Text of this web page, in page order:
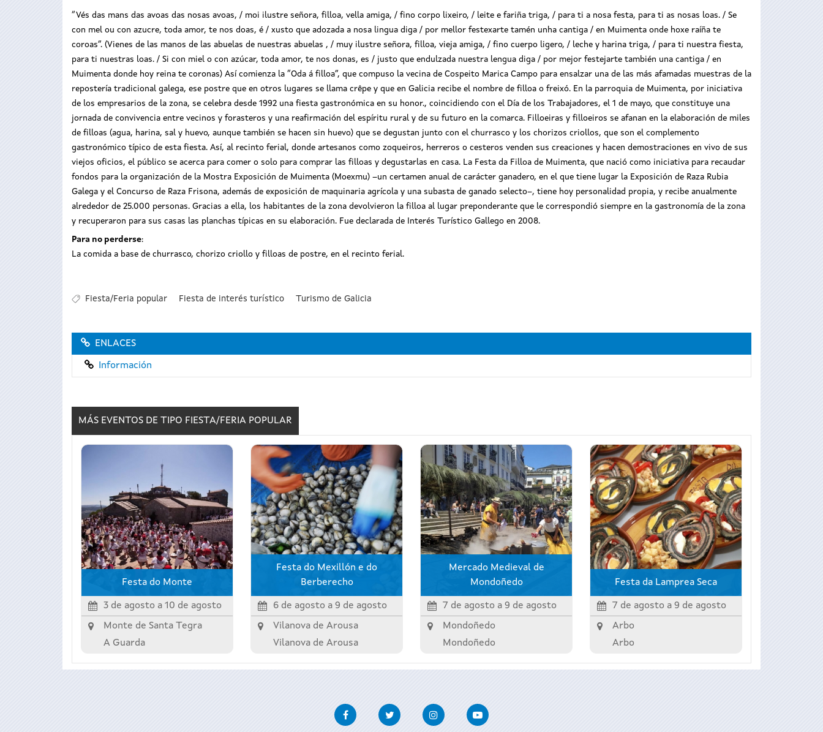
“Vés das mans das avoas das nosas avoas, / moi ilustre señora, filloa, vella amiga, / fino corpo lixeiro, / leite e fariña triga, / para ti a nosa festa, para ti as nosas loas. / Se
con mel ou con azucre, toda amor, te nos doas, é / xusto que adozada a nosa lingua diga / por mellor festexarte tamén unha cantiga / en Muimenta onde hoxe raíña te
coroas”. (Vienes de las manos de las abuelas de nuestras abuelas , / muy ilustre señora, filloa, vieja amiga, / fino cuerpo ligero, / leche y harina triga, / para ti nuestra fiesta,
para ti nuestras loas. / Si con miel o con azúcar, toda amor, te nos donas, es / justo que endulzada nuestra lengua diga / por mejor festejarte también una cantiga / en
Muimenta donde hoy reina te coronas) Así comienza la “Oda á filloa”, que compuso la vecina de Cospeito Marica Campo para ensalzar una de las más afamadas muestras de la
repostería tradicional galega, ese postre que en otros lugares se llama crêpe y que en Galicia recibe el nombre de filloa o freixó. En la parroquia de Muimenta, por iniciativa
de los empresarios de la zona, se celebra desde 1992 una fiesta gastronómica en su honor., coincidiendo con el Día de los Trabajadores, el 1 de mayo, que constituye una
jornada de convivencia entre vecinos y forasteros y una reafirmación del espíritu rural y de su futuro en la comarca. Filloeiras y filloeiros se afanan en la elaboración de miles
de filloas (agua, harina, sal y huevo, aunque también se hacen sin huevo) que se degustan junto con el churrasco y los chorizos criollos, que son el complemento
gastronómico típico de esta fiesta. Así, al recinto ferial, donde artesanos como zoqueiros, herreros o cesteros venden sus creaciones y hacen demostraciones en vivo de sus
viejos oficios, el público se acerca para comer o solo para comprar las filloas y degustarlas en casa. La Festa da Filloa de Muimenta, que nació como iniciativa para recaudar
fondos para la organización de la Mostra Exposición de Muimenta (Moexmu) –un certamen anual de carácter ganadero, en el que tiene lugar la Exposición de Raza Rubia
Galega y el Concurso de Raza Frisona, además de exposición de maquinaria agrícola y una subasta de ganado selecto–, tiene hoy personalidad propia, y recibe anualmente
alrededor de 25.000 personas. Gracias a ella, los habitantes de la zona devolvieron la filloa al lugar preponderante que le correspondió siempre en la gastronomía de la zona
y recuperaron para sus casas las planchas típicas en su elaboración. Fue declarada de Interés Turístico Gallego en 2008.
Para no perderse:
La comida a base de churrasco, chorizo criollo y filloas de postre, en el recinto ferial.
Fiesta/Feria popular Fiesta de interés turístico Turismo de Galicia
ENLACES
Información
MÁS EVENTOS DE TIPO FIESTA/FERIA POPULAR
Festa do Monte
3 de agosto a 10 de agosto
Monte de Santa Tegra
A Guarda
Festa do Mexillón e do
Berberecho
6 de agosto a 9 de agosto
Vilanova de Arousa
Vilanova de Arousa
Mercado Medieval de
Mondoñedo
7 de agosto a 9 de agosto
Mondoñedo
Mondoñedo
Festa da Lamprea Seca
7 de agosto a 9 de agosto
Arbo
Arbo
FacebookTwitter InstagramYoutube